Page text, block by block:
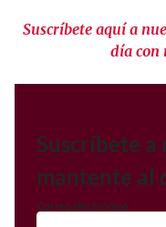
Suscríbete aquí a
día con
Suscríbete
mantente al
Correo electrónico